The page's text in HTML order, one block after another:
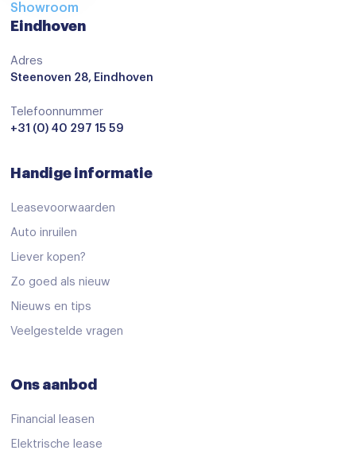
Showroom
Eindhoven
Adres
Steenoven 28, Eindhoven
Telefoonnummer
+31 (0) 40 297 15 59
Handige informatie
Leasevoorwaarden
Auto inruilen
Liever kopen?
Zo goed als nieuw
Nieuws en tips
Veelgestelde vragen
Ons aanbod
Financial leasen
Elektrische lease